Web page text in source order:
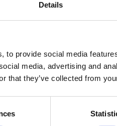
Details
to provide social media
media, advertising and
that they’ve collected from
Wood